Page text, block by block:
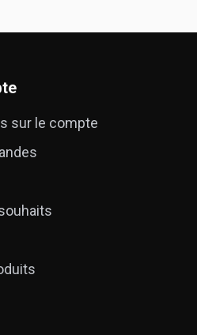
sur le compte